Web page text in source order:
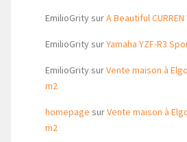
EmilioGritysurA Beautiful
EmilioGritysurYamaha YZF-R3
EmilioGritysurVente maison à
m2
homepage surVente maison à
m2